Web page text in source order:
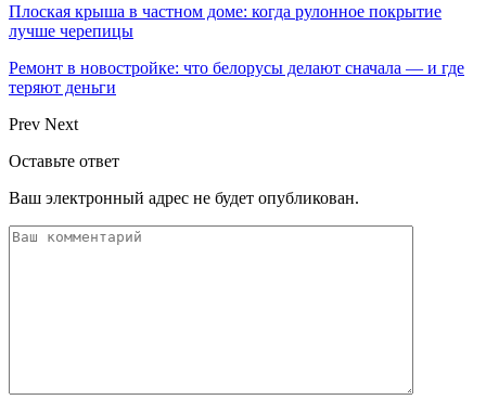
Плоская крыша в частном доме: когда рулонное покрытие
лучше черепицы
Ремонт в новостройке: что белорусы делают сначала — и где
теряют деньги
Prev Next
Оставьте ответ
Ваш электронный адрес не будет опубликован.